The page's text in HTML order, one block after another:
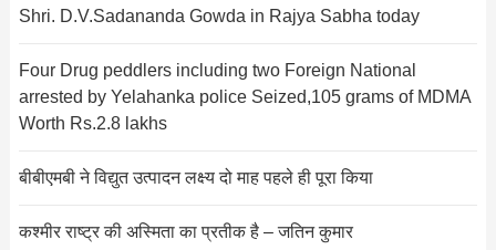
Shri. D.V.Sadananda Gowda in Rajya Sabha today
Four Drug peddlers including two Foreign National
arrested by Yelahanka police Seized,105 grams of MDMA
Worth Rs.2.8 lakhs
बीबीएमबी ने विद्युत उत्पादन लक्ष्य दो माह पहले ही पूरा किया
कश्मीर राष्ट्र की अस्मिता का प्रतीक है – जतिन कुमार